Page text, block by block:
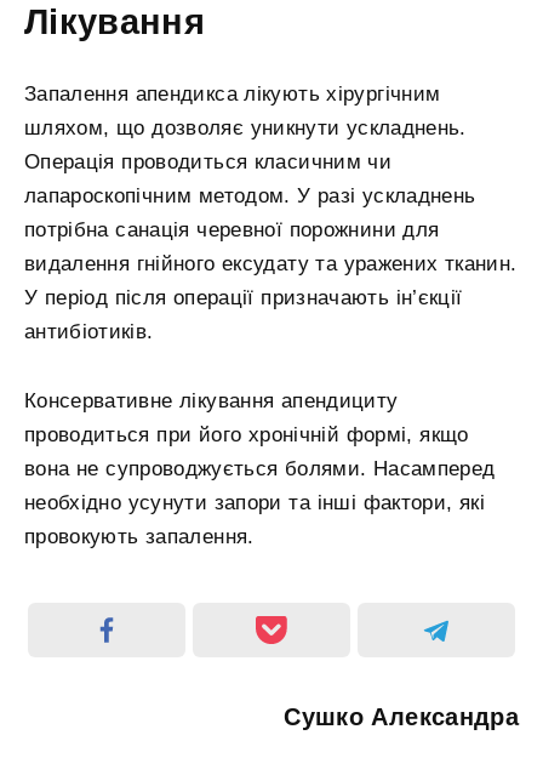
Лікування
Запалення апендикса лікують хірургічним
шляхом, що дозволяє уникнути ускладнень.
Операція проводиться класичним чи
лапароскопічним методом. У разі ускладнень
потрібна санація черевної порожнини для
видалення гнійного ексудату та уражених тканин.
У період після операції призначають ін’єкції
антибіотиків.
Консервативне лікування апендициту
проводиться при його хронічній формі, якщо
вона не супроводжується болями. Насамперед
необхідно усунути запори та інші фактори, які
провокують запалення.
Сушко Александра